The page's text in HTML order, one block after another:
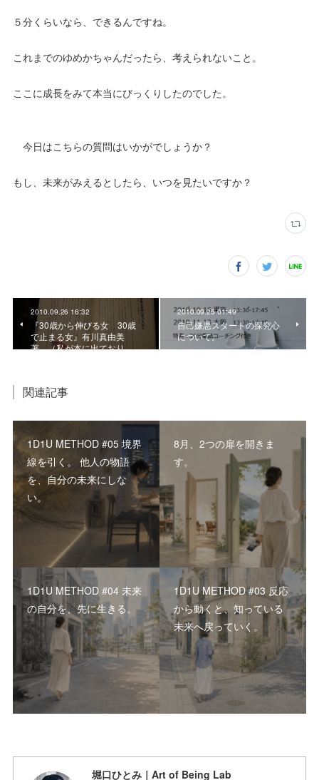
５分くらいなら、できるんですね。
これまでのゆめかちゃんだったら、考えられないこと。
ここに成長をみて本当にびっくりしたのでした。
今日はこちらの質問はいかがでしょうか？
もし、未来がみえるとしたら、いつを見たいですか？
2010.09.26 16:32
『30歳から伸びる女 30歳
で止まる女』有川真由美
著 （私が本に出ており…
2010.09.25 01:49
自己嫌悪スタートの探究心
について。
関連記事
1D1U METHOD #05 境界
線を引く。 他人の物語
を、自分の未来にしな
い。
8月、2つの扉を開きま
す。
1D1U METHOD #04 未来
の自分を、先に生きる。
1D1U METHOD #03 反応
から動くと、知っている
未来へ戻っていく。
堀口ひとみ｜Art of Being Lab